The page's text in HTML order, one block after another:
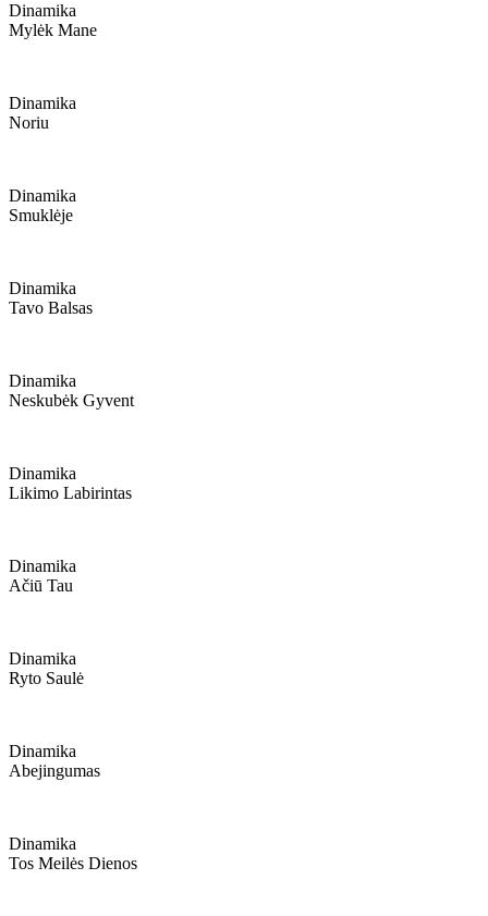
Dinamika
Mylėk Mane
Dinamika
Noriu
Dinamika
Smuklėje
Dinamika
Tavo Balsas
Dinamika
Neskubėk Gyvent
Dinamika
Likimo Labirintas
Dinamika
Ačiū Tau
Dinamika
Ryto Saulė
Dinamika
Abejingumas
Dinamika
Tos Meilės Dienos